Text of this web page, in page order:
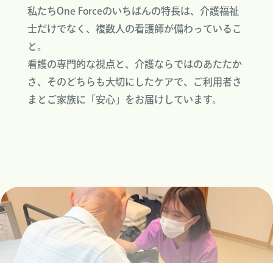
私たちOne Forceのいちばんの特長は、介護福祉
士だけでなく、複数人の看護師が備わっているこ
と。
看護の専門的な視点と、介護ならではのあたたか
さ、そのどちらも大切にしたケアで、ご利用者さ
まとご家族に「安心」をお届けしています。